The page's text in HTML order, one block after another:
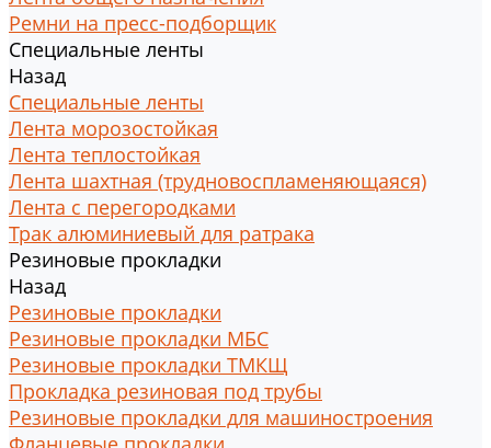
Ремни на пресс-подборщик
Специальные ленты
Назад
Специальные ленты
Лента морозостойкая
Лента теплостойкая
Лента шахтная (трудновоспламеняющаяся)
Лента с перегородками
Трак алюминиевый для ратрака
Резиновые прокладки
Назад
Резиновые прокладки
Резиновые прокладки МБС
Резиновые прокладки ТМКЩ
Прокладка резиновая под трубы
Резиновые прокладки для машиностроения